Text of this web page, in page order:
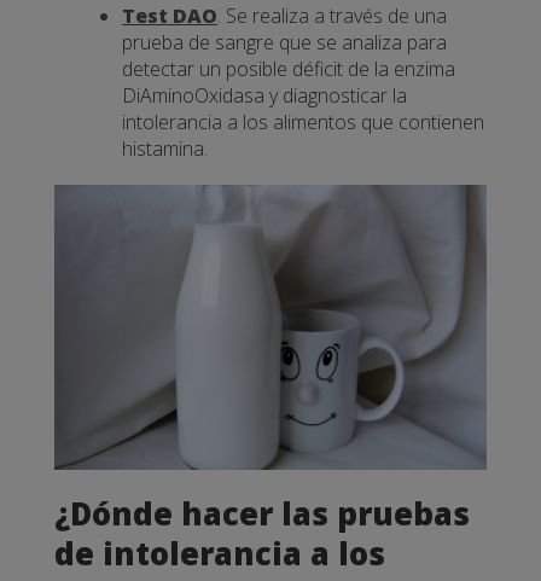
Test DAO. Se realiza a través de una
prueba de sangre que se analiza para
detectar un posible déficit de la enzima
DiAminoOxidasa y diagnosticar la
intolerancia a los alimentos que contienen
histamina.
¿Dónde hacer las pruebas
de intolerancia a los